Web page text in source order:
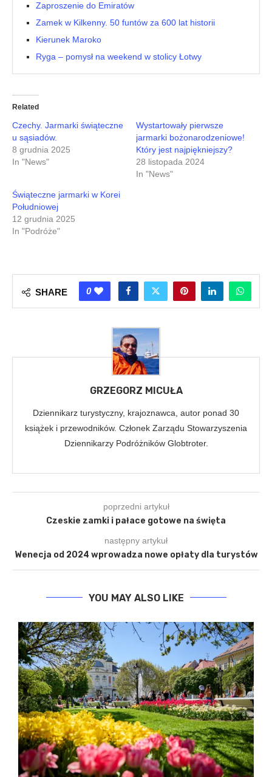
Zaproszenie do Emiratów
Zamek w Kilkenny. 50 funtów za 600 lat historii
Kierunek Maroko
Ryga – pomysł na weekend w stolicy Łotwy
Related
Czechy. Jarmarki świąteczne
u sąsiadów.
8 grudnia 2025
In "News"
Wystartowały pierwsze
jarmarki bożonarodzeniowe!
Który jest najpiękniejszy?
28 listopada 2024
In "News"
Świąteczne jarmarki w Korei
Południowej
12 grudnia 2025
In "Podróże"
SHARE 0
GRZEGORZ MICUŁA
Dziennikarz turystyczny, krajoznawca, autor ponad 30
książek i przewodników. Członek Zarządu Stowarzyszenia
Dziennikarzy Podróżników Globtroter.
poprzedni artykuł
Czeskie zamki i pałace gotowe na święta
następny artykuł
Wenecja od 2024 wprowadza nowe opłaty dla turystów
YOU MAY ALSO LIKE